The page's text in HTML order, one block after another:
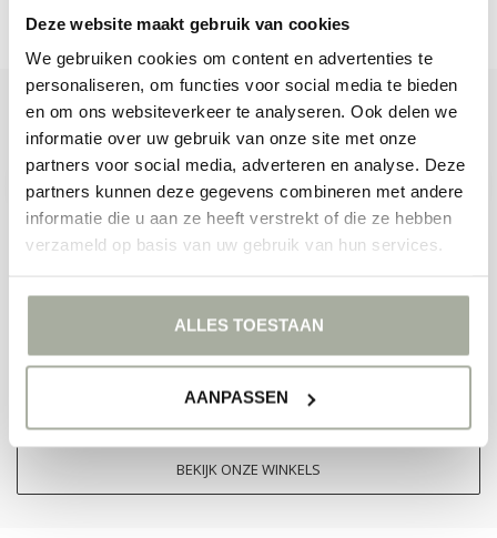
Deze website maakt gebruik van cookies
We gebruiken cookies om content en advertenties te
personaliseren, om functies voor social media te bieden
en om ons websiteverkeer te analyseren. Ook delen we
informatie over uw gebruik van onze site met onze
partners voor social media, adverteren en analyse. Deze
partners kunnen deze gegevens combineren met andere
informatie die u aan ze heeft verstrekt of die ze hebben
verzameld op basis van uw gebruik van hun services.
ALLES TOESTAAN
AANPASSEN
Als u vragen hebt over onze producten of uw aankoop, bezoek dan
onze klantenservicepagina. Hier vindt u onze bedrijfsgegevens,
antwoorden op veelgestelde vragen en verschillende manieren om
contact met ons op te nemen.
KLANTENSERVICE
BEKIJK ONZE WINKELS
ABONNEER JE OP ONZE NIEUWSBRIEF
Blijf op de hoogte over onze laatste acties